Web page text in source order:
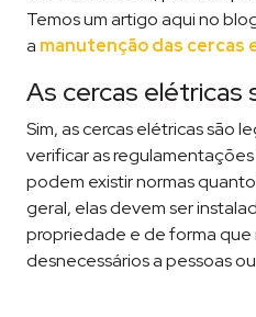
Temos um artigo aqui no
a manutenção das cercas
As cercas elétricas
Sim, as cercas elétricas são
verificar as
podem existir normas
geral, elas devem ser
propriedade e de forma que
desnecessários a pessoas